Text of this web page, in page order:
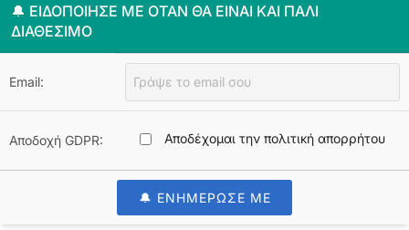
🔔 ΕΙΔΟΠΟΊΗΣΈ ΜΕ ΌΤΑΝ ΘΑ ΕΊΝΑΙ ΚΑΙ ΠΆΛΙ
ΔΙΑΘΈΣΙΜΟ
Email:
Αποδοχή GDPR: Αποδέχομαι την πολιτική απορρήτου
🔔 ΕΝΗΜΕΡΩΣΕ ΜΕ